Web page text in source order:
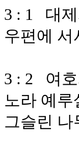
3 : 1 대제
우편에 서
3 : 2 여호
노라 예루
그슬린 나